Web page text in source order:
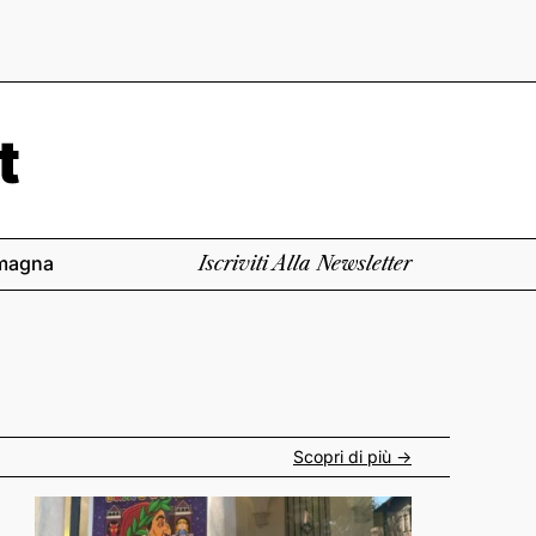
Iscriviti Alla Newsletter
Scopri di più ->